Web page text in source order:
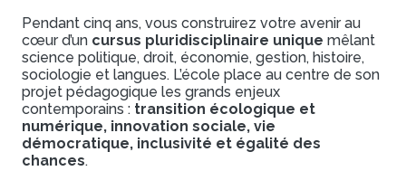
Pendant cinq ans, vous construirez votre avenir au
cœur d’un cursus pluridisciplinaire unique mêlant
science politique, droit, économie, gestion, histoire,
sociologie et langues. L’école place au centre de son
projet pédagogique les grands enjeux
contemporains : transition écologique et
numérique, innovation sociale, vie
démocratique, inclusivité et égalité des
chances.